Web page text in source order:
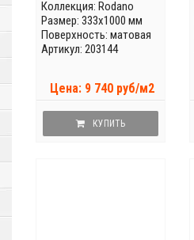
Коллекция: Rodano
Размер: 333x1000 мм
Поверхность: матовая
Артикул: 203144
Цена: 9 740 руб/м2
КУПИТЬ